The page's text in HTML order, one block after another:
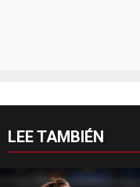
LEE TAMBIÉN